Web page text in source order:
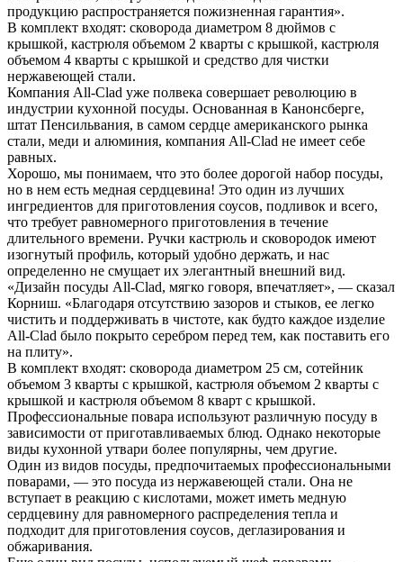
продукцию распространяется пожизненная гарантия».
В комплект входят: сковорода диаметром 8 дюймов с
крышкой, кастрюля объемом 2 кварты с крышкой, кастрюля
объемом 4 кварты с крышкой и средство для чистки
нержавеющей стали.
Компания All-Clad уже полвека совершает революцию в
индустрии кухонной посуды. Основанная в Канонсберге,
штат Пенсильвания, в самом сердце американского рынка
стали, меди и алюминия, компания All-Clad не имеет себе
равных.
Хорошо, мы понимаем, что это более дорогой набор посуды,
но в нем есть медная сердцевина! Это один из лучших
ингредиентов для приготовления соусов, подливок и всего,
что требует равномерного приготовления в течение
длительного времени. Ручки кастрюль и сковородок имеют
изогнутый профиль, который удобно держать, и нас
определенно не смущает их элегантный внешний вид.
«Дизайн посуды All-Clad, мягко говоря, впечатляет», — сказал
Корниш. «Благодаря отсутствию зазоров и стыков, ее легко
чистить и поддерживать в чистоте, как будто каждое изделие
All-Clad было покрыто серебром перед тем, как поставить его
на плиту».
В комплект входят: сковорода диаметром 25 см, сотейник
объемом 3 кварты с крышкой, кастрюля объемом 2 кварты с
крышкой и кастрюля объемом 8 кварт с крышкой.
Профессиональные повара используют различную посуду в
зависимости от приготавливаемых блюд. Однако некоторые
виды кухонной утвари более популярны, чем другие.
Один из видов посуды, предпочитаемых профессиональными
поварами, — это посуда из нержавеющей стали. Она не
вступает в реакцию с кислотами, может иметь медную
сердцевину для равномерного распределения тепла и
подходит для приготовления соусов, деглазирования и
обжаривания.